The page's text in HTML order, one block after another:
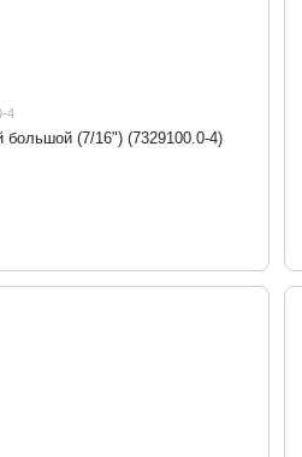
4
большой (7/16") (7329100.0-4)